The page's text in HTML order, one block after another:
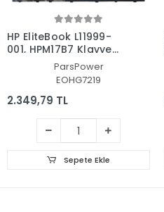
HP EliteBook L11999-
001, HPM17B7 Klavye
Işıklı (Siyah TR)
ParsPower
EOHG7219
2.349,79 TL
Sepete Ekle